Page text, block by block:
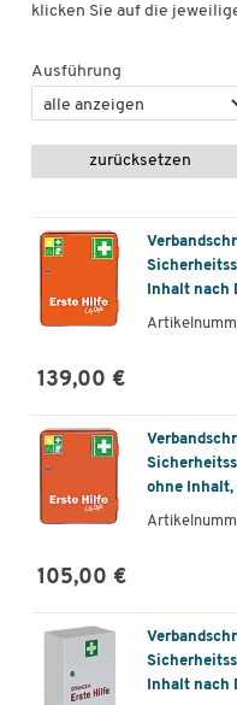
klicken Sie auf die
Ausführung
zurücksetzen
Inhalt nach
139,00 €
ohne Inhalt,
105,00 €
Inhalt nach